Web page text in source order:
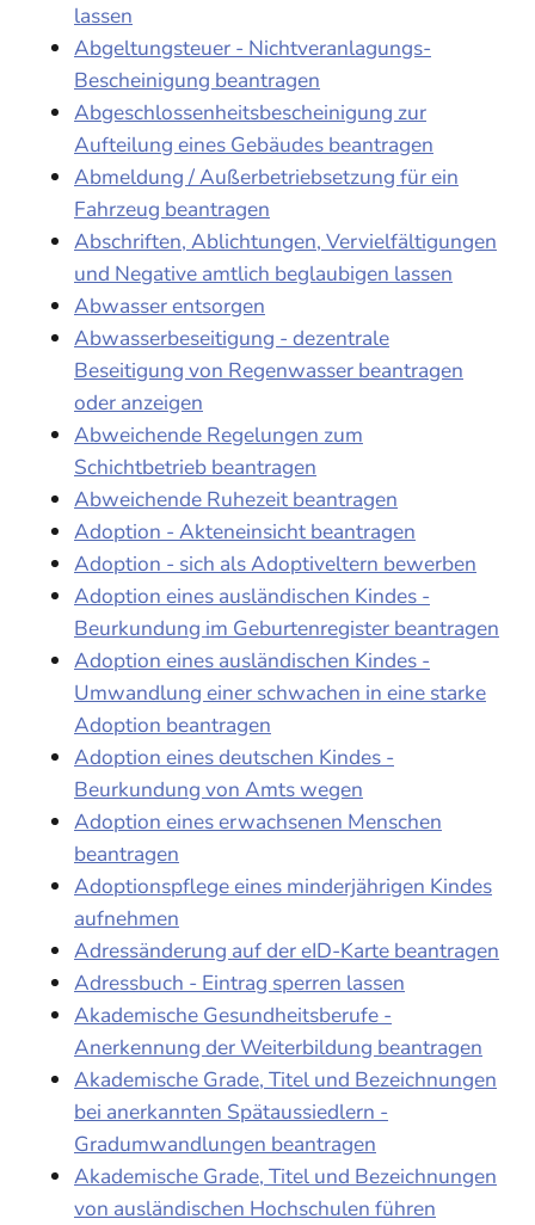
lassen
Abgeltungsteuer - Nichtveranlagungs-
Bescheinigung beantragen
Abgeschlossenheitsbescheinigung zur
Aufteilung eines Gebäudes beantragen
Abmeldung / Außerbetriebsetzung für ein
Fahrzeug beantragen
Abschriften, Ablichtungen, Vervielfältigungen
und Negative amtlich beglaubigen lassen
Abwasser entsorgen
Abwasserbeseitigung - dezentrale
Beseitigung von Regenwasser beantragen
oder anzeigen
Abweichende Regelungen zum
Schichtbetrieb beantragen
Abweichende Ruhezeit beantragen
Adoption - Akteneinsicht beantragen
Adoption - sich als Adoptiveltern bewerben
Adoption eines ausländischen Kindes -
Beurkundung im Geburtenregister beantragen
Adoption eines ausländischen Kindes -
Umwandlung einer schwachen in eine starke
Adoption beantragen
Adoption eines deutschen Kindes -
Beurkundung von Amts wegen
Adoption eines erwachsenen Menschen
beantragen
Adoptionspflege eines minderjährigen Kindes
aufnehmen
Adressänderung auf der eID-Karte beantragen
Adressbuch - Eintrag sperren lassen
Akademische Gesundheitsberufe -
Anerkennung der Weiterbildung beantragen
Akademische Grade, Titel und Bezeichnungen
bei anerkannten Spätaussiedlern -
Gradumwandlungen beantragen
Akademische Grade, Titel und Bezeichnungen
von ausländischen Hochschulen führen